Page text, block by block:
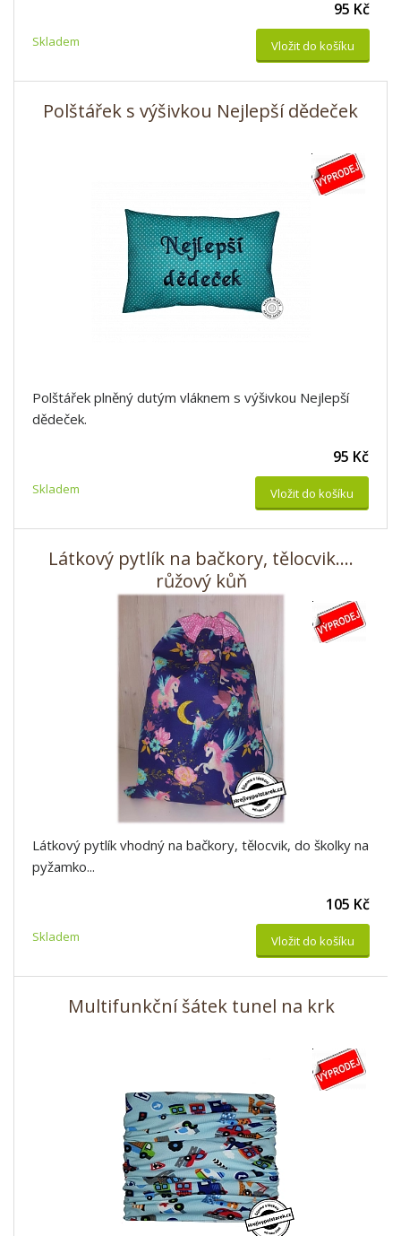
Skladem
95 Kč
Vložit do košíku
Polštářek s výšivkou Nejlepší dědeček
Polštářek plněný dutým vláknem s výšivkou Nejlepší
dědeček.
Skladem
95 Kč
Vložit do košíku
Látkový pytlík na bačkory, tělocvik....
růžový kůň
Látkový pytlík vhodný na bačkory, tělocvik, do školky na
pyžamko...
Skladem
105 Kč
Vložit do košíku
Multifunkční šátek tunel na krk